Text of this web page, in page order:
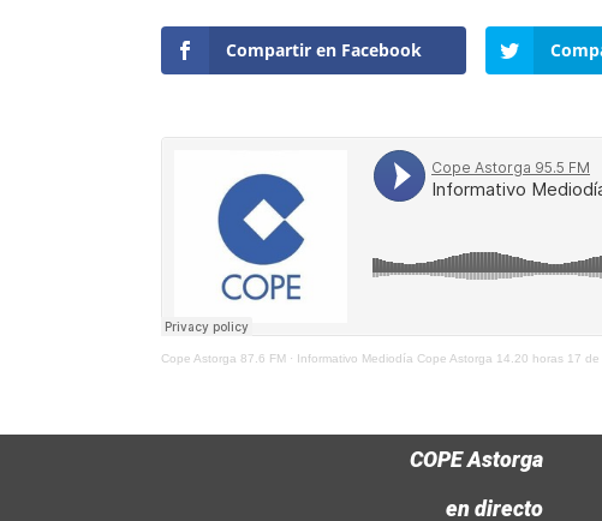
Compartir en Facebook
Cope Astorga 87.6 FM · Informativo Mediodía Cope Astorga 14.20 horas 17
COPE Astorga
en directo